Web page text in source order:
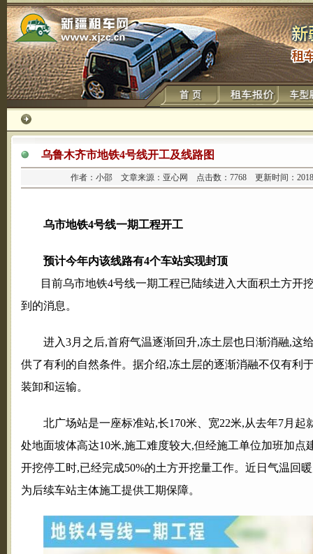
乌鲁木齐市地铁4号线开工及线路图
作者：小邵 文章来源：亚心网 点击数： 7768 更新时间：
乌市地铁4号线一期工程开工
预计今年内该线路有4个车站实现封顶
目前乌市地铁4号线一期工程已陆续进入大面积土方开
到的消息。
进入3月之后,首府气温逐渐回升,冻土层也日渐消融,这
供了有利的自然条件。据介绍,冻土层的逐渐消融不仅有利
装卸和运输。
北广场站是一座标准站,长170米、宽22米,从去年7月
处地面坡体高达10米,施工难度较大,但经施工单位加班加点
开挖停工时,已经完成50%的土方开挖量工作。近日气温回
为后续车站主体施工提供工期保障。